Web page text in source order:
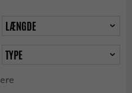
LÆNGDE
TYPE